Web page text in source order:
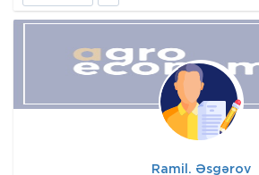
Ramil. Əsgərov